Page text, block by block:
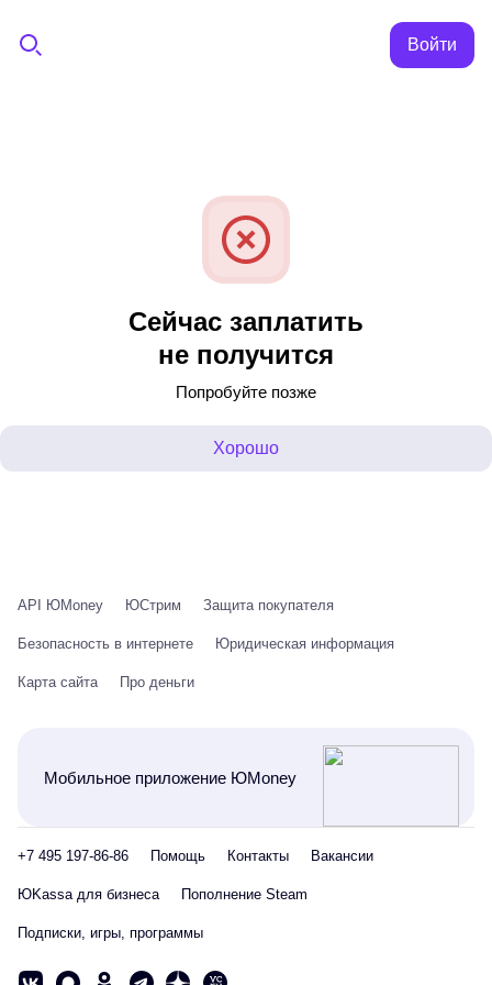
Войти
Сейчас заплатить
не получится
Попробуйте позже
Хорошо
API ЮMoney ЮСтрим Защита покупателя
Безопасность в интернете Юридическая информация
Карта сайта Про деньги
Мобильное приложение ЮMoney
+7 495 197-86-86 Помощь Контакты Вакансии
ЮKassa для бизнеса Пополнение Steam
Подписки, игры, программы